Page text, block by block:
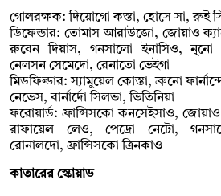
গোলরক্ষক: দিয়োগো কস্তা, হোসে সা, রুই
ডিফেন্ডার: তোমাস আরাউজো, জোয়াও
রুবেন দিয়াস, গনসালো ইনাসিও, নুনো
নেলসন সেমেদো, রেনাতো ভেইগা
মিডফিল্ডার: স্যামুয়েল কোস্তা, ব্রুনো
নেভেস, বার্নার্দো সিলভা, ভিতিনিয়া
ফরোয়ার্ড: ফ্রান্সিসকো কনসেইসাও,
রাফায়েল লেও, পেদ্রো নেটো,
রোনালদো, ফ্রান্সিসকো ত্রিনকাও
কাতারের স্কোয়াড